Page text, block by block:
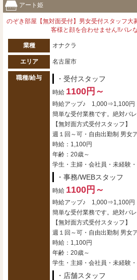
アート姫
のぞき部屋【無対面受付】男女受付スタッフ大
客様と顔を合わせません!!バレ
業種 オナクラ
エリア 名古屋市
職種/給与 ・受付スタッフ
時給 1100円～
時給アップ♪ 1,000⇒1,100円
簡単な受付業務です。絶対バ
【無対面方式受付スタッフ】
週１回～可・自由出勤制 男女
時給：1,100円
年齢：20歳～
学生・主婦・会社員・未経験・
・事務/WEBスタッフ
時給 1100円～
時給アップ♪ 1,000⇒1,100円
簡単な受付業務です。絶対バ
【無対面方式受付スタッフ】
週１回～可・自由出勤制 男女
時給：1,100円
年齢：20歳～
学生・主婦・会社員・未経験・
・店舗スタッフ